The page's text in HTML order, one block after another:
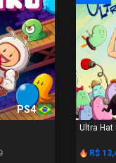
PS4
Ultra Hat
R$